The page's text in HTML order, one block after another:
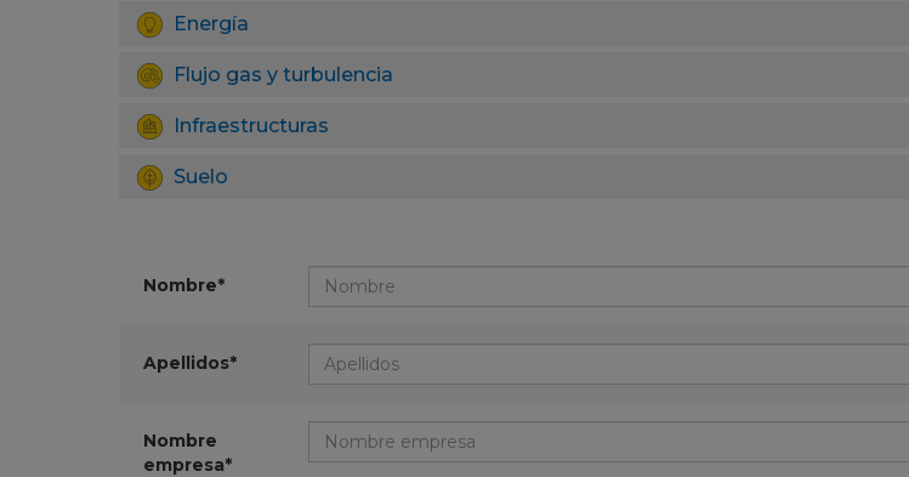
Energía
Flujo gas y turbulencia
Infraestructuras
Suelo
Nombre*
Apellidos*
Nombre
empresa*